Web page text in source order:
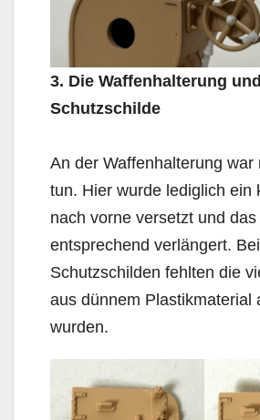
3. Die Waffenhalterung und
Schutzschilde
An der Waffenhalterung war
tun. Hier wurde lediglich ein
nach vorne versetzt und
entsprechend verlängert.
Schutzschilden fehlten die
aus dünnem Plastikmaterial
wurden.